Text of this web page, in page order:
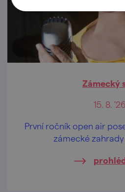
Zámecký
15. 8. '26
První ročník open air
zámecké